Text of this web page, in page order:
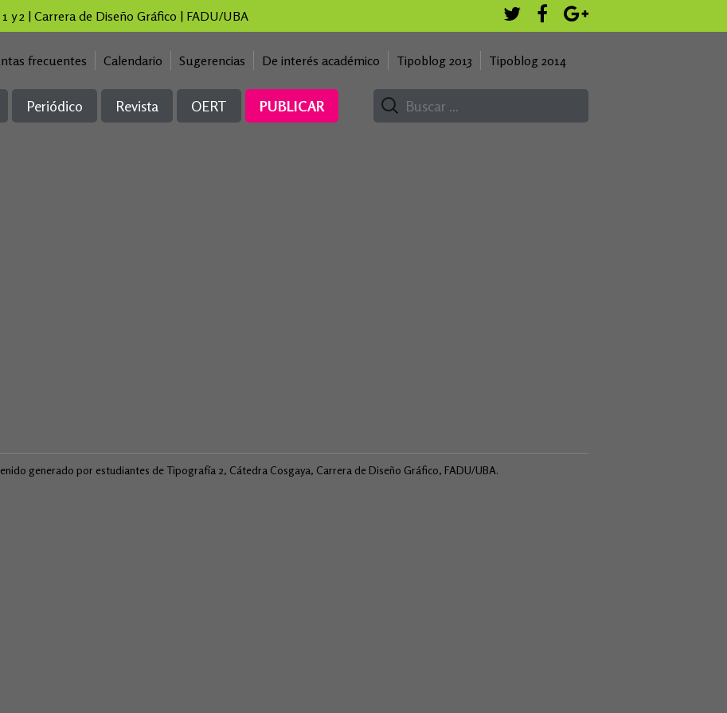
y 2 | Carrera de Diseño Gráfico | FADU/UBA
frecuentes Calendario Sugerencias De interés académico Tipoblog 2013 Tipoblog 2014
Periódico Revista OERT PUBLICAR
generado por estudiantes de Tipografía 2, Cátedra Cosgaya, Carrera de Diseño Gráfico, FADU/UBA.